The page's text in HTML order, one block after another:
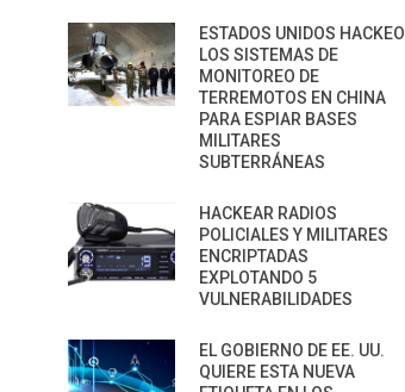
ESTADOS UNIDOS HACKEO
LOS SISTEMAS DE
MONITOREO DE
TERREMOTOS EN CHINA
PARA ESPIAR BASES
MILITARES
SUBTERRÁNEAS
HACKEAR RADIOS
POLICIALES Y MILITARES
ENCRIPTADAS
EXPLOTANDO 5
VULNERABILIDADES
EL GOBIERNO DE EE. UU.
QUIERE ESTA NUEVA